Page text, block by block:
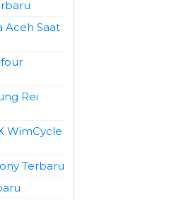
Aceh Saat
Rei
WimCycle
Terbaru